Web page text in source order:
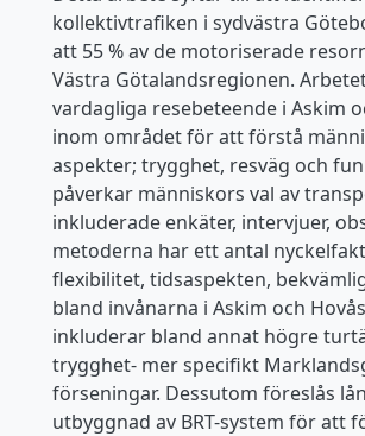
kollektivtrafiken i sydvästra
att 55 % av de motoriserade
Västra Götalandsregionen.
vardagliga resebeteende i Askim
inom området för att förstå
aspekter; trygghet, resväg och
påverkar människors val av
inkluderade enkäter, intervjuer,
metoderna har ett antal
flexibilitet, tidsaspekten,
bland invånarna i Askim och
inkluderar bland annat högre
trygghet- mer specifikt
förseningar. Dessutom föreslås
utbyggnad av BRT-system för